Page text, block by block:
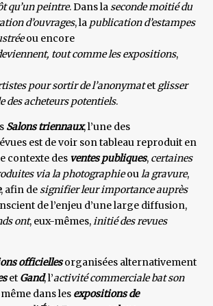
qu’un peintre. Dans laseconde moitié du
d’ouvrages, la publication d’estampes
ou encore
tout comme lesexpositions,
pour sortir de l’anonymatet glisser
des acheteurs potentiels.
Salons triennaux, l’une des
est de voir son tableau reproduit en
contexte des ventes publiques, certaines
via la photographieoula gravure,
, afin designifier leur importance auprès
de l’enjeu d’une large diffusion,
ont, eux-mêmes,initié des revues
officiellesorganisées alternativement
et Gand, l’activité commercialebat son
dans les expositions de